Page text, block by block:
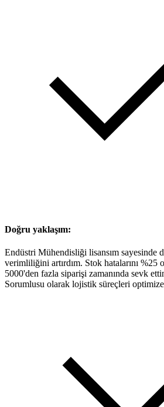
Doğru yaklaşım:
Endüstri Mühendisliği lisansım sayesinde
verimliliğini artırdım. Stok hatalarını %25
5000'den fazla siparişi zamanında sevk
Sorumlusu olarak lojistik süreçleri